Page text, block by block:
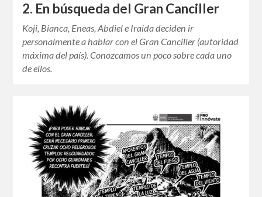
2. En búsqueda del Gran Canciller
Koji, Bianca, Eneas, Abdiel e Iraida deciden ir
personalmente a hablar con el Gran Canciller (autoridad
máxima del país). Conozcamos un poco sobre cada uno
de ellos.